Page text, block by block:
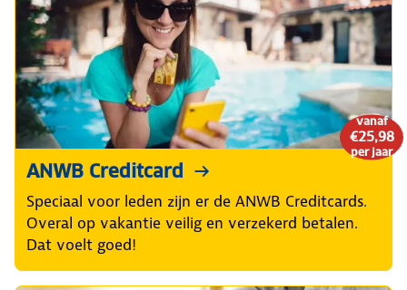
vanaf
€25,98
per jaar
ANWB Creditcard
Speciaal voor leden zijn er de ANWB Creditcards.
Overal op vakantie veilig en verzekerd betalen.
Dat voelt goed!